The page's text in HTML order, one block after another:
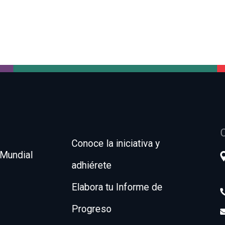
Conoce la iniciativa y
adhiérete
Elabora tu Informe de
Progreso